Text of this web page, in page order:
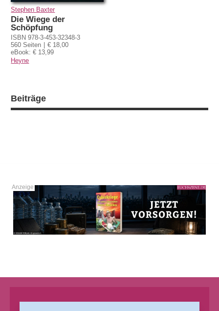
Stephen Baxter
Die Wiege der
Schöpfung
ISBN 978-3-453-32348-3
560 Seiten
€ 18,00
eBook: € 13,99
Heyne
Beiträge